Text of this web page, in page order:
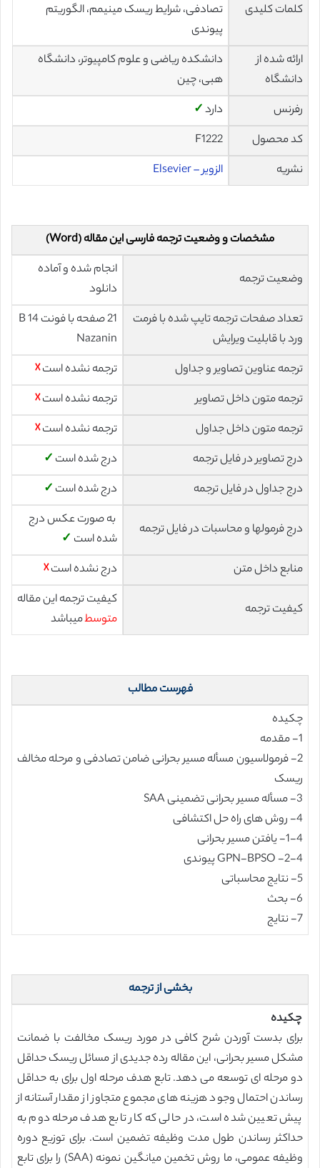
کلمات کلیدی
تصادفی، شرایط ریسک مینیمم، الگوریتم
پیوندی
ارائه شده از
دانشگاه
دانشکده ریاضی و علوم کامپیوتر، دانشگاه
هبی، چین
رفرنس
دارد✓
کد محصول
F1222
نشریه
الزویر – Elsevier
مشخصات و وضعیت ترجمه فارسی این مقاله (Word)
وضعیت ترجمه
انجام شده و آماده
دانلود
تعداد صفحات ترجمه تایپ شده با فرمت
ورد با قابلیت ویرایش
21 صفحه با فونت 14 B
Nazanin
ترجمه عناوین تصاویر و جداول
ترجمه نشده است☓
ترجمه متون داخل تصاویر
ترجمه نشده است☓
ترجمه متون داخل جداول
ترجمه نشده است☓
درج تصاویر در فایل ترجمه
درج شده است ✓
درج جداول در فایل ترجمه
درج شده است ✓
درج فرمولها و محاسبات در فایل ترجمه
به صورت عکس درج
شده است ✓
منابع داخل متن
درج نشده است☓
کیفیت ترجمه
کیفیت ترجمه این مقاله
متوسطمیباشد
فهرست مطالب
چکیده
1- مقدمه
2- فرمولاسیون مسأله مسیر بحرانی ضامن تصادفی و مرحله مخالف
ریسک
3- مسأله مسیر بحرانی تضمینی SAA
4- روش های راه حل اکتشافی
1-4- یافتن مسیر بحرانی
2-4- GPN-BPSO پیوندی
5- نتایج محاسباتی
6- بحث
7- نتایج
بخشی از ترجمه
چکیده
برای بدست آوردن شرح کافی در مورد ریسک مخالفت با ضمانت
مشکل مسیر بحرانی، این مقاله رده جدیدی از مسائل ریسک حداقل
دو مرحله ای توسعه می دهد. تابع هدف مرحله اول برای به حداقل
رساندن احتمال وجود هزینه های مجموع متجاوز از مقدار آستانه از
پیش تعیین شده است، در حالی که کار تابع هدف مرحله دوم به
حداکثر رساندن طول مدت وظیفه تضمین است. برای توزیع دوره
وظیفه عمومی، ما روش تخمین میانگین نمونه (SAA) را برای تابع